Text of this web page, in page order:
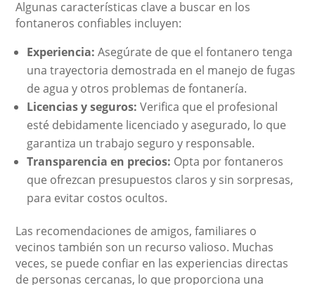
Algunas características clave a buscar en los
fontaneros confiables incluyen:
Experiencia: Asegúrate de que el fontanero tenga
una trayectoria demostrada en el manejo de fugas
de agua y otros problemas de fontanería.
Licencias y seguros: Verifica que el profesional
esté debidamente licenciado y asegurado, lo que
garantiza un trabajo seguro y responsable.
Transparencia en precios: Opta por fontaneros
que ofrezcan presupuestos claros y sin sorpresas,
para evitar costos ocultos.
Las recomendaciones de amigos, familiares o
vecinos también son un recurso valioso. Muchas
veces, se puede confiar en las experiencias directas
de personas cercanas, lo que proporciona una